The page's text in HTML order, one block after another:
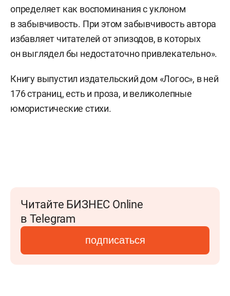
определяет как воспоминания с уклоном
в забывчивость. При этом забывчивость автора
избавляет читателей от эпизодов, в которых
он выглядел бы недостаточно привлекательно».
Книгу выпустил издательский дом «Логос», в ней
176 страниц, есть и проза, и великолепные
юмористические стихи.
Читайте БИЗНЕС Online
в Telegram
подписаться